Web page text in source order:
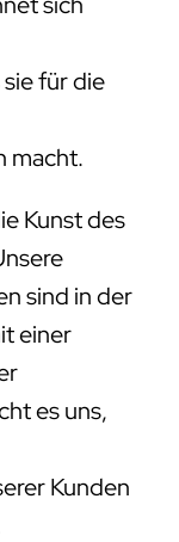
für die
macht.
Kunst des
sind in der
einer
es uns,
Kunden